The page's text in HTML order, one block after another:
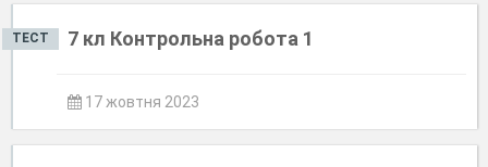
ТЕСТ 7 кл Контрольна робота 1
17 жовтня 2023